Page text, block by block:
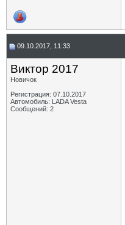
09.10.2017, 11:33
Виктор 2017
Новичок
Регистрация: 07.10.2017
Автомобиль: LADA Vesta
Сообщений: 2